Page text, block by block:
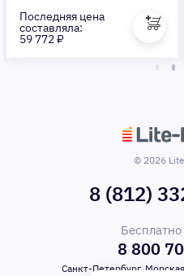
Последняя цена
составляла:
59 772 ₽
© 2026
8 (812)
8 800
Санкт-Петербург,